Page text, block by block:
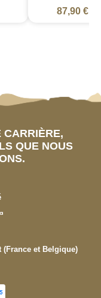
87,90 €
CARRIÈRE,
QUE NOUS
(France et Belgique)